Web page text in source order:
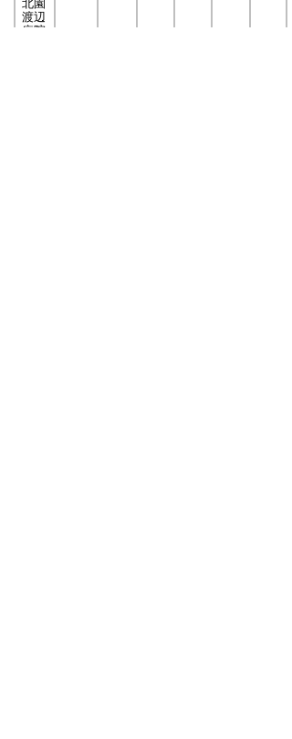
北園
渡辺
病院